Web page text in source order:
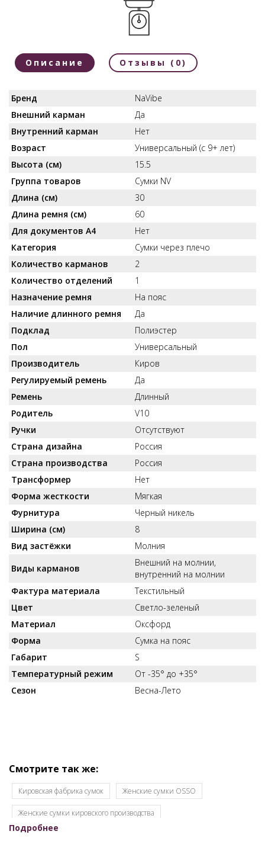
Описание Отзывы (0)
Бренд
NaVibe
Внешний карман
Да
Внутренний карман
Нет
Возраст
Универсальный (с 9+ лет)
Высота (см)
15.5
Группа товаров
Сумки NV
Длина (см)
30
Длина ремня (см)
60
Для документов А4
Нет
Категория
Сумки через плечо
Количество карманов
2
Количество отделений
1
Назначение ремня
На пояс
Наличие длинного ремня
Да
Подклад
Полиэстер
Пол
Универсальный
Производитель
Киров
Регулируемый ремень
Да
Ремень
Длинный
Родитель
V10
Ручки
Отсутствуют
Страна дизайна
Россия
Страна производства
Россия
Трансформер
Нет
Форма жесткости
Мягкая
Фурнитура
Черный никель
Ширина (см)
8
Вид застёжки
Молния
Виды карманов
Внешний на молнии,
внутренний на молнии
Фактура материала
Текстильный
Цвет
Светло-зеленый
Материал
Оксфорд
Форма
Сумка на пояс
Габарит
S
Температурный режим
От -35° до +35°
Сезон
Весна-Лето
Смотрите так же:
Кировская фабрика сумок Женские сумки OSSO
Женские сумки кировского производства
Женские сумки недорого
Подробнее